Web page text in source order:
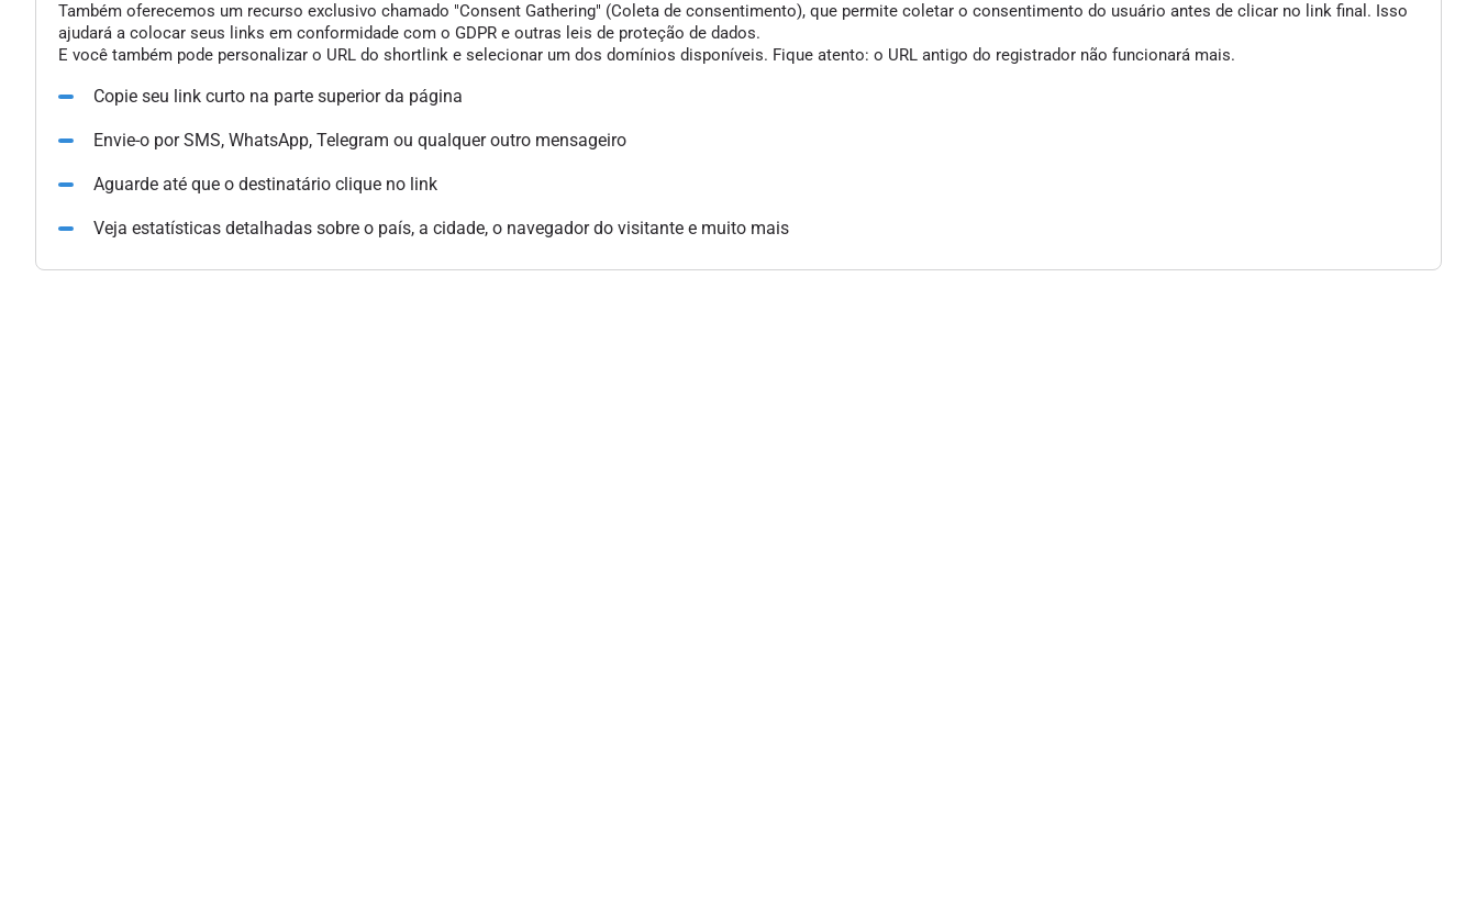
Também oferecemos um recurso exclusivo chamado "Consent Gathering" (Coleta de consentimento), que permite coletar o consentimento do usuário antes de clicar no link final. Isso
ajudará a colocar seus links em conformidade com o GDPR e outras leis de proteção de dados.
E você também pode personalizar o URL do shortlink e selecionar um dos domínios disponíveis. Fique atento: o URL antigo do registrador não funcionará mais.
Copie seu link curto na parte superior da página
Envie-o por SMS, WhatsApp, Telegram ou qualquer outro mensageiro
Aguarde até que o destinatário clique no link
Veja estatísticas detalhadas sobre o país, a cidade, o navegador do visitante e muito mais